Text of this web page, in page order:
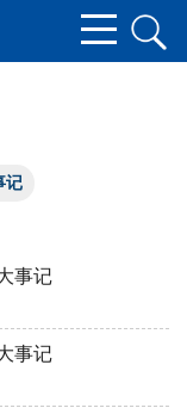
记
事记
事记